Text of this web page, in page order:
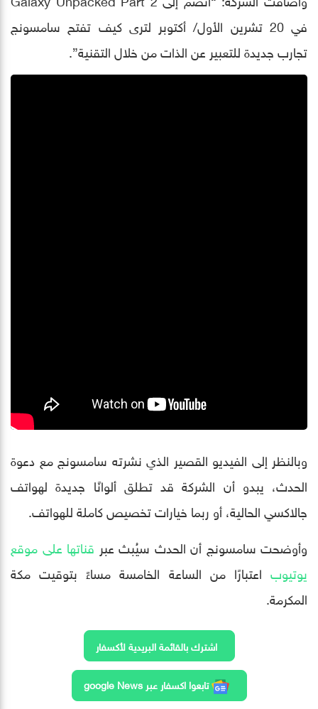
في 20 تشرين الأول/ أكتوبر لترى كيف تفتح سامسونج
تجارب جديدة للتعبير عن الذات من خلال التقنية”.
وبالنظر إلى الفيديو القصير الذي نشرته سامسونج مع دعوة
الحدث، يبدو أن الشركة قد تطلق ألوانًا جديدة لهواتف
جالاكسي الحالية، أو ربما خيارات تخصيص كاملة للهواتف.
وأوضحت سامسونج أن الحدث سيُبث عبر قناتها على موقع
يوتيوب اعتبارًا من الساعة الخامسة مساءً بتوقيت مكة
المكرمة.
اشترك بالقائمة البريدية لأكسفار
تابعوا اكسفار عبر google News